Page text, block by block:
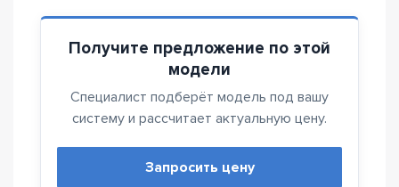
Получите предложение по этой
модели
Специалист подберёт модель под вашу
систему и рассчитает актуальную цену.
Запросить цену